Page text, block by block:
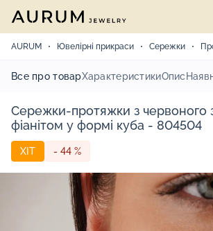
AURUM Ювелірні прикраси Сережки
Все про товарХарактеристикиОпис
Сережки-протяжки з червоного
фіанітом у формі куба - 804504
ХІТ - 44 %